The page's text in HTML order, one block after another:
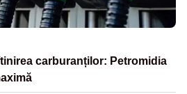
carburanților: Petromidia